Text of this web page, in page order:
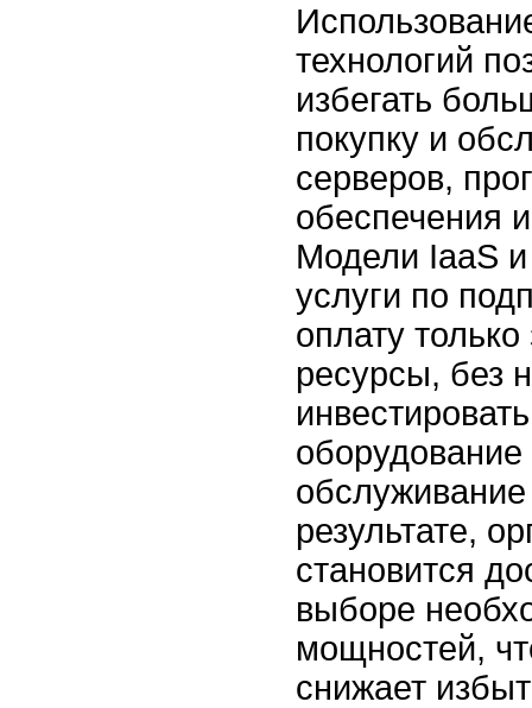
технологий
избегать
покупку и
серверов,
обеспечения
Модели IaaS
услуги по
оплату
ресурсы, без
оборудование
результате,
становится
выборе
мощностей,
снижает